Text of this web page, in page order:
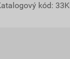
kód: